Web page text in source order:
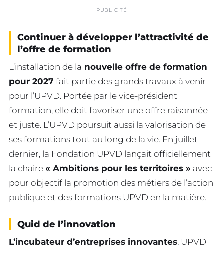
PUBLICITÉ
Continuer à développer l’attractivité de
l’offre de formation
L’installation de la nouvelle offre de formation
pour 2027 fait partie des grands travaux à venir
pour l’UPVD. Portée par le vice-président
formation, elle doit favoriser une offre raisonnée
et juste. L’UPVD poursuit aussi la valorisation de
ses formations tout au long de la vie. En juillet
dernier, la Fondation UPVD lançait officiellement
la chaire « Ambitions pour les territoires » avec
pour objectif la promotion des métiers de l’action
publique et des formations UPVD en la matière.
Quid de l’innovation
L’incubateur d’entreprises innovantes, UPVD